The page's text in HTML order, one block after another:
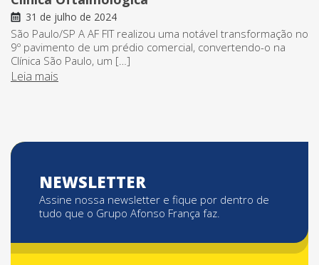
31 de julho de 2024
São Paulo/SP A AF FIT realizou uma notável transformação no
9º pavimento de um prédio comercial, convertendo-o na
Clínica São Paulo, um […]
Leia mais
NEWSLETTER
Assine nossa newsletter e fique por dentro de
tudo que o Grupo Afonso França faz.